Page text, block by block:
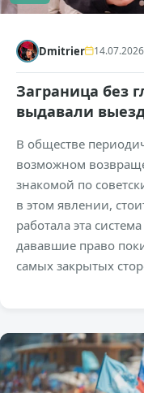
Dmitrier 14.07.2026
Заграница без
выдавали
В обществе
возможном
знакомой по
в этом явлении,
работала эта
дававшие право
самых закрытых